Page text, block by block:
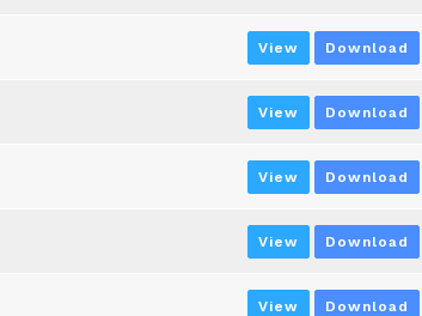
View Download
View Download
View Download
View Download
View Download